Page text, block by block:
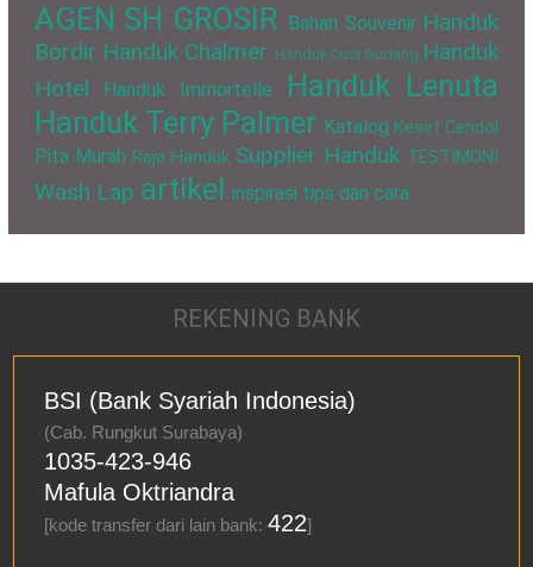
AGEN SH GROSIR Bahan Souvenir Handuk
Bordir Handuk Chalmer Handuk Cuci Gudang Handuk
Hotel
Handuk Immortelle
Handuk Lenuta
Handuk Terry Palmer Katalog Keset Cendol
Pita Murah Raja Handuk Supplier Handuk TESTIMONI
Wash Lap artikel inspirasi tips dan cara
REKENING BANK
BSI (Bank Syariah Indonesia)
(Cab. Rungkut Surabaya)
1035-423-946
Mafula Oktriandra
[kode transfer dari lain bank:422]